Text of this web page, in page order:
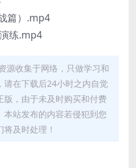
篇）.mp4
练.mp4
源收集于网络，只做学习和
请在下载后24小时之内自觉
版，由于未及时购买和付费
站发布的内容若侵犯到您
及时处理！